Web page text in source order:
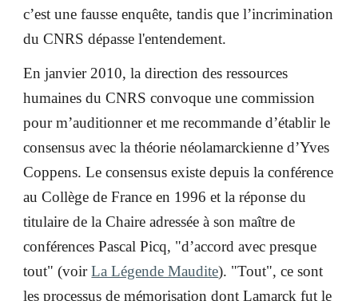
c’est une fausse enquête, tandis que l’incrimination
du CNRS dépasse l'entendement.
En janvier 2010, la direction des ressources
humaines du CNRS convoque une commission
pour m’auditionner et me recommande d’établir le
consensus avec la théorie néolamarckienne d’Yves
Coppens. Le consensus existe depuis la conférence
au Collège de France en 1996 et la réponse du
titulaire de la Chaire adressée à son maître de
conférences Pascal Picq, "d’accord avec presque
tout" (voir La Légende Maudite). "Tout", ce sont
les processus de mémorisation dont Lamarck fut le